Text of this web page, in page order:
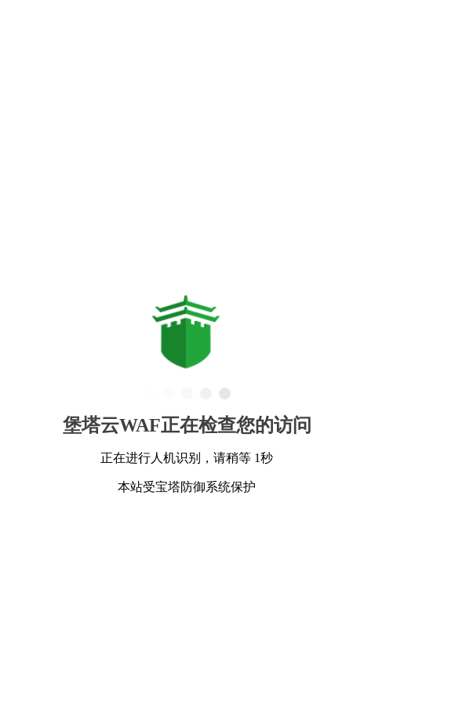
堡塔云WAF正在检查您的访问
正在进行人机识别，请稍等 1秒
本站受宝塔防御系统保护